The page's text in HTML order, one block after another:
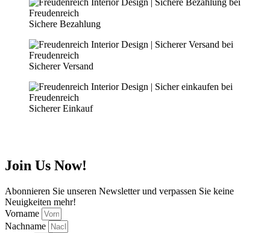
Sichere Bezahlung
Sicherer Versand
Sicherer Einkauf
Join Us Now!
Abonnieren Sie unseren Newsletter und verpassen Sie keine
Neuigkeiten mehr!
Vorname
Nachname